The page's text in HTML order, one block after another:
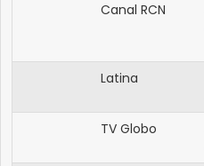
Canal RCN
Latina
TV Globo